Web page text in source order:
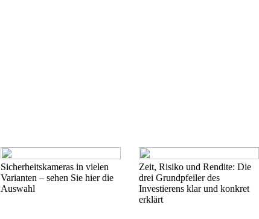
Sicherheitskameras in vielen
Varianten – sehen Sie hier die
Auswahl
Zeit, Risiko und Rendite: Die
drei Grundpfeiler des
Investierens klar und konkret
erklärt